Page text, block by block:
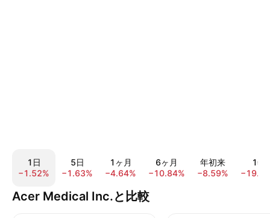
1日
−1.52%
5日
−1.63%
1ヶ月
−4.64%
6ヶ月
−10.84%
年初来
−8.59%
1年
Acer Medical Inc.と比較